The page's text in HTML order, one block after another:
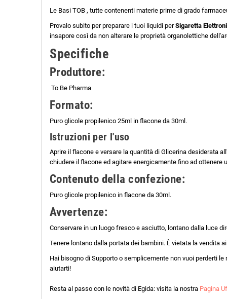
Le Basi TOB , tutte contenenti materie prime di grado
Provalo subito per preparare i tuoi liquidi perSigaretta
insapore così da non alterare le proprietà organolettiche
Specifiche
Produttore:
To Be Pharma
Formato:
Puro glicole propilenico 25ml in flacone da 30ml.
Istruzioni per l'uso
Aprire il flacone e versare la quantità di Glicerina desiderata
chiudere il flacone ed agitare energicamente fino ad ottenere
Contenuto della confezione:
Puro glicole propilenico in flacone da 30ml.
Avvertenze:
Conservare in un luogo fresco e asciutto, lontano dalla luce
Tenere lontano dalla portata dei bambini. È vietata la vendita
Hai bisogno di Supporto o semplicemente non vuoi perderti
aiutarti!
Resta al passo con le novità di Egida: visita la nostra Pagina